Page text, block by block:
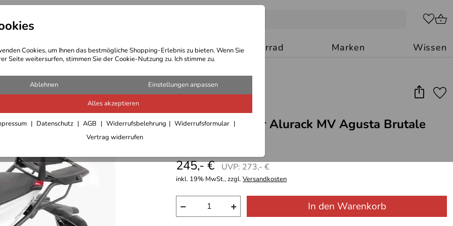
Cookies, um Ihnen das bestmögliche Shopping-Erlebnis zu bieten. Wenn Sie
Seite weitersurfen, stimmen Sie der Cookie-Nutzung zu. Ich stimme zu.
Ablehnen Einstellungen anpassen
Alles akzeptieren
Datenschutz AGB Widerrufsbelehrung
Widerrufsformular
Vertrag widerrufen
Bekleidung Outdoor Ausrüstung Motorrad Marken Wissen
Hepco & Becker Alurack MV Agusta Brutale
245,- €
UVP: 273,- €
inkl. 19% MwSt., zzgl.Versandkosten
− + In den Warenkorb